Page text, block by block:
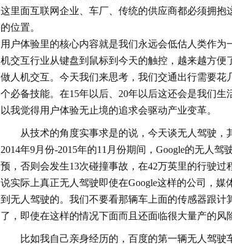
这里面互联网企业、车厂、传统的供应商都必须拥抱
的位置。
用户体验里的核心内容就是我们永远会低估人类作为
机交互行业从键盘到鼠标到今天的触控，越来越方便
做人机交互。今天我们来思考，我们交通出行需要花
个必备技能。在15年以后、20年以后这还会是我们
以我觉得用户体验无止境的追求会驱动产业变革。
从技术的角度实事求是的说，今天谈无人驾驶，
2014年9月份-2015年的11月份期间，Google的无人
预，否则会发生13次碰撞事故，在42万英里的行驶过
说实际上真正无人驾驶即使在Google这样的公司，
到无人驾驶的。我们不要看那辆车上面的传感器跟
了，即使在这样的情况下面而且还面临很大量产的风
比如我自己亲身经历的，百度的第一辆无人驾